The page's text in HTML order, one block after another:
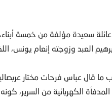
سعيدة مؤلفة من خمسة
العبد وزوجته إنعام يونس،
ما قال عباس فرحات مختار
الكهربائية من السرير،